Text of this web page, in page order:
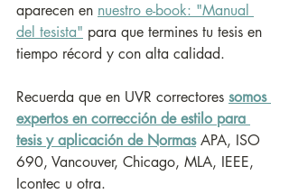
aparecen en nuestro e-book: "Manual
del tesista" para que termines tu tesis en
tiempo récord y con alta calidad.
Recuerda que en UVR correctores somos
expertos en corrección de estilo para
tesis y aplicación de Normas APA, ISO
690, Vancouver, Chicago, MLA, IEEE,
Icontec u otra.